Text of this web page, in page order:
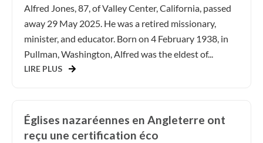
Alfred Jones, 87, of Valley Center, California, passed
away 29 May 2025. He was a retired missionary,
minister, and educator. Born on 4 February 1938, in
Pullman, Washington, Alfred was the eldest of...
LIRE PLUS
Églises nazaréennes en Angleterre ont
reçu une certification éco